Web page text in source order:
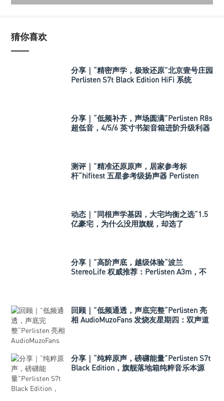
猜你喜欢
分享｜“精密声学，极致还原”北京壹号庄园
Perlisten S7t Black Edition HiFi 系统
分享｜“低频补齐，声场圆满”Perlisten R8s
超低音，4/5/6 英寸书架音箱进阶升级利器
测评｜”精准还原原声，居家参考标
杆“hifitest 五星参考级扬声器 Perlisten
动态｜”同根声学基因，大宅均衡之选“1.5
亿豪宅，为什么没用旗舰，却选了
分享｜”高阶声底，越级体验“波兰
StereoLife 权威推荐：Perlisten A3m，不
回顾｜”低频通透，声底完整“Perlisten 亮
相 AudioMuzoFans 发烧友星期四：双声道
分享｜“纯粹原声，磅礴能量”Perlisten S7t
Black Edition，旗舰落地箱纯粹音乐本源